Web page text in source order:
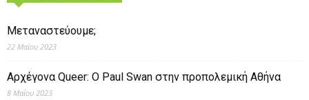
Μεταναστεύουμε;
22 Μαΐου 2023
Αρχέγονα Queer: O Paul Swan στην προπολεμική Αθήνα
8 Μαΐου 2023